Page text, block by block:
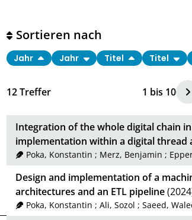
12Treffer 1 bis 10
Sortieren nach
Jahr Jahr Titel Titel
Integration of the whole digital chain
implementation within a digital thread
Poka, Konstantin ; Merz, Benjamin ;
Design and implementation of a
architectures and an ETL pipeline
Poka, Konstantin ;Ali, Sozol ;Saeed,